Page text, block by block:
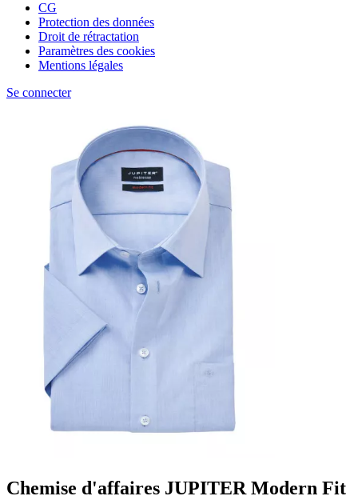
CG
Protection des données
Droit de rétractation
Paramètres des cookies
Mentions légales
Se connecter
Chemise d'affaires JUPITER Modern Fit